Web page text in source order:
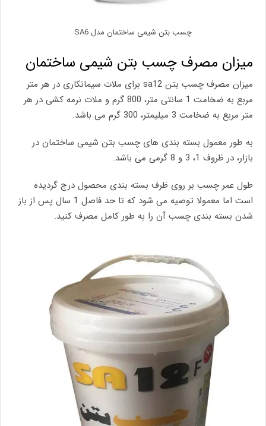
چسب بتن شیمی ساختمان مدل SA6
میزان مصرف چسب بتن شیمی ساختمان
میزان مصرف چسب بتن sa12 برای ملات سیمانکاری در هر متر
مربع به ضخامت 1 سانتی متر، 800 گرم و ملات نرمه کشی در هر
متر مربع به ضخامت 3 میلیمتر، 300 گرم می باشد.
به طور معمول بسته بندی های چسب بتن شیمی ساختمان در
بازار، در ظروف 1، 3 و 8 گرمی می باشد.
طول عمر چسب بر روی ظرف بسته بندی محصول درج گردیده
است اما معمولا توصیه می شود که تا حد فاصل 1 سال پس از باز
شدن بسته بندی چسب آن را به طور کامل مصرف کنید.